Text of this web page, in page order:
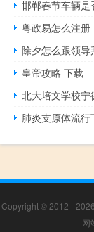
邯郸春节车辆是
粤政易怎么注册
除夕怎么跟领导
皇帝攻略 下载
北大培文学校宁
Copyright © 2012 - 2026
| 网